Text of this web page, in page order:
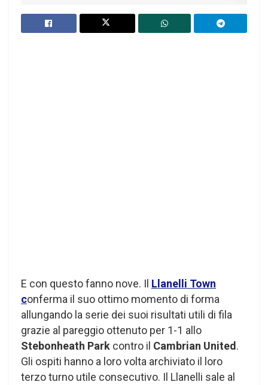
E con questo fanno nove. Il Llanelli Town
conferma il suo ottimo momento di forma
allungando la serie dei suoi risultati utili di fila
grazie al pareggio ottenuto per 1-1 allo
Stebonheath Park contro il Cambrian United.
Gli ospiti hanno a loro volta archiviato il loro
terzo turno utile consecutivo. Il Llanelli sale al